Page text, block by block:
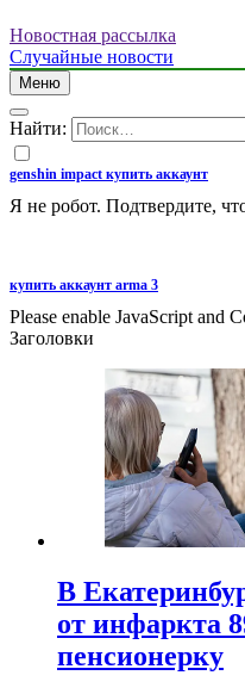
Новостная рассылка
Случайные новости
Меню
Найти:
genshin impact купить аккаунт
Я не робот. Подтвердите,
купить аккаунт arma 3
Please enable JavaScript and
Заголовки
В
от инфаркта
пенсионерку